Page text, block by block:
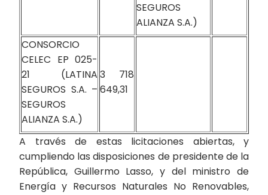
SEGUROS
ALIANZA S.A.)
CONSORCIO
CELEC EP 025-
21 (LATINA
SEGUROS S.A. –
SEGUROS
ALIANZA S.A.)
3 718
649,31
A través de estas licitaciones abiertas, y
cumpliendo las disposiciones de presidente de la
República, Guillermo Lasso, y del ministro de
Energía y Recursos Naturales No Renovables,